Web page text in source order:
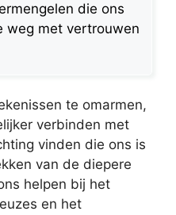
die ons
weg met vertrouwen
te omarmen,
verbinden met
vinden die ons is
van de diepere
helpen bij het
en het